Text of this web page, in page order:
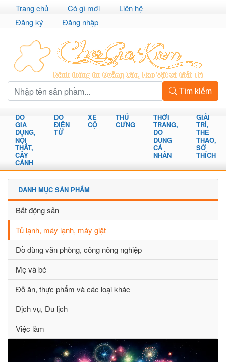
Trang chủ Có gì mới
Liên hệ
Đăng ký
Đăng nhập
Tìm kiếm
ĐỒ
GIA
DỤNG,
NỘI
THẤT,
CÂY
CẢNH
ĐỒ
ĐIỆN
TỬ
XE
CỘ
THÚ
CƯNG
THỜI
TRANG,
ĐỒ
DÙNG
CÁ
NHÂN
GIẢI
TRÍ,
THỂ
THAO,
SỞ
THÍCH
DANH MỤC SẢN PHẨM
Bất động sản
Tủ lạnh, máy lạnh, máy giặt
Đồ dùng văn phòng, công nông nghiệp
Mẹ và bé
Đồ ăn, thực phẩm và các loại khác
Dịch vụ, Du lịch
Việc làm